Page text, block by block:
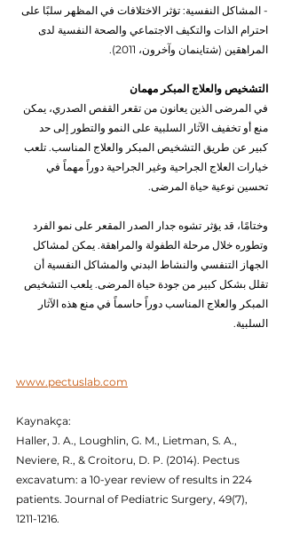
- المشاكل النفسية: تؤثر الاختلافات في المظهر سلبًا على
احترام الذات والتكيف الاجتماعي والصحة النفسية لدى
المراهقين (شتاينمان وآخرون، 2011).
التشخيص والعلاج المبكر مهمان
في المرضى الذين يعانون من تقعر القفص الصدري، يمكن
منع أو تخفيف الآثار السلبية على النمو والتطور إلى حد
كبير عن طريق التشخيص المبكر والعلاج المناسب. تلعب
خيارات العلاج الجراحية وغير الجراحية دوراً مهماً في
تحسين نوعية حياة المرضى.
وختامًا، قد يؤثر تشوه جدار الصدر المقعر على نمو الفرد
وتطوره خلال مرحلة الطفولة والمراهقة. يمكن لمشاكل
الجهاز التنفسي والنشاط البدني والمشاكل النفسية أن
تقلل بشكل كبير من جودة حياة المرضى. يلعب التشخيص
المبكر والعلاج المناسب دوراً حاسماً في منع هذه الآثار
السلبية.
www.pectuslab.com
Kaynakça:
Haller, J. A., Loughlin, G. M., Lietman, S. A.,
Neviere, R., & Croitoru, D. P. (2014). Pectus
excavatum: a 10-year review of results in 224
patients. Journal of Pediatric Surgery, 49(7),
1211-1216.